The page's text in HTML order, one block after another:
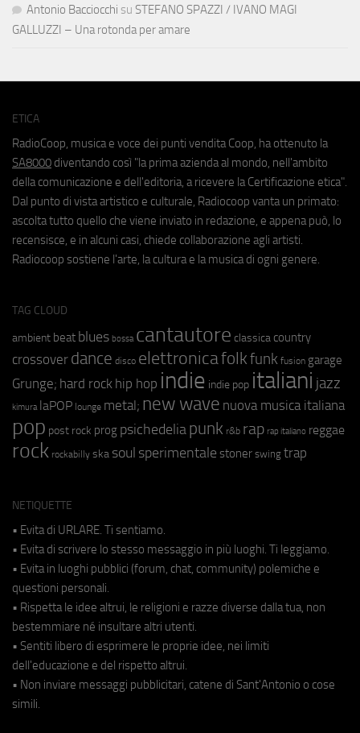
Antonio Bacciocchi su STEFANO SPAZZI / IVANO MAGI
GALLUZZI – Una rotonda per amare
ETICA
RadioCoop, musica e voce dei punti vendita Coop, ha ottenuto la
SA8000 diventando così "la prima azienda al mondo, nell'ambito
della comunicazione e dell'editoria, a ricevere la Certificazione etica".
Dal punto di vista artistico e culturale, Radiocoop vanta un primato:
ascolta tutto quello che viene inviato in redazione, e appena può, lo
recensisce, e in alcuni casi, chiede collaborazione agli artisti.
Radiocoop sostiene l'arte, la cultura e la musica di ogni genere.
TAG CLOUD
ambient beat blues bossa cantautore classica country
crossover dance disco elettronicafolkfunk fusion garage
Grunge; hard rock hip hop indie indie pop italiani jazz
kimura laPOP lounge metal; new wave nuova musica italiana
pop post rock prog psichedeliapunk r&b rap rap italiano reggae
rock rockabilly ska soul sperimentale stoner swing trap
NETIQUETTE
• Evita di URLARE. Ti sentiamo.
• Evita di scrivere lo stesso messaggio in più luoghi. Ti leggiamo.
• Evita in luoghi pubblici (forum, chat, community) polemiche e
questioni personali.
• Rispetta le idee altrui, le religioni e razze diverse dalla tua, non
bestemmiare né insultare altri utenti.
• Sentiti libero di esprimere le proprie idee, nei limiti
dell'educazione e del rispetto altrui.
• Non inviare messaggi pubblicitari, catene di Sant'Antonio o cose
simili.